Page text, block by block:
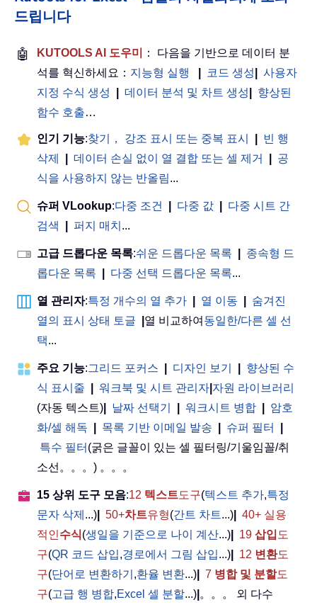
드립니다
🤖 KUTOOLS AI 도우미
： 다음을 기반으로 데이터 분
석를 혁신하세요： 지능형 실행 코드 생성
사용자
지정 수식 생성
데이터 분석 및 차트 생성
향상된
함수 호출…
인기 기능:찾기， 강조 표시 또는 중복 표시
빈 행
삭제
데이터 손실 없이 열 결합 또는 셀 제거
공
식을 사용하지 않는 반올림...
슈퍼 VLookup:다중 조건 다중 값
다중 시트 간
검색
퍼지 매치 ...
고급 드롭다운 목록:쉬운 드롭다운 목록
종속형 드
롭다운 목록
다중 선택 드롭다운 목록...
열 관리자:특정 개수의 열 추가 열 이동
숨겨진
열의 표시 상태 토글
열 비교하여 동일한/다른 셀 선
택...
주요 기능:그리드 포커스 디자인 보기
향상된 수
식 표시줄
워크북 및 시트 관리자 자원 라이브러리
(자동 텍스트)
날짜 선택기 워크시트 병합
암호
화/셀 해독
목록 기반 이메일 발송 슈퍼 필터
특수 필터 (굵은 글꼴이 있는 셀 필터링/기울임꼴/취
소선。。。) 。。。
15 상위 도구 모음:12 텍스트도구(텍스트 추가,특정
문자 삭제 ...) 50+차트유형(간트 차트...)
40+ 실용
적인수식(생일을 기준으로 나이 계산...) 19 삽입 도
구(QR 코드 삽입,경로에서 그림 삽입...) 12 변환도
구(단어로 변환하기 ,환율 변환...) 7 병합 및 분할도
구(고급 행 병합,Excel 셀 분할...) 。。。 외 다수